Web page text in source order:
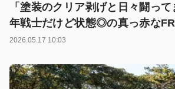
「塗装のクリア剥げと日々闘っ
年戦士だけど状態◎の真っ赤なFR
2026.05.17 10:03